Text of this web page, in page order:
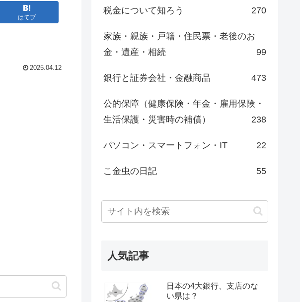
はてブ
2025.04.12
税金について知ろう 270
家族・親族・戸籍・住民票・老後のお
金・遺産・相続
99
銀行と証券会社・金融商品 473
公的保障（健康保険・年金・雇用保険・
生活保護・災害時の補償）
238
パソコン・スマートフォン・IT 22
こ金虫の日記 55
人気記事
日本の4大銀行、支店のな
い県は？